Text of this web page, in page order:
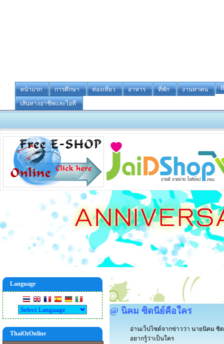
หน้าแรก การศึกษา ท่องเที่ยว อาหาร ที่พัก งานหาคน
เส้นทางอาชีพและไอที
Language
ThaiOzOnline
@ นิคม ซิดนีย์คือใคร
อ่านเว็ปไซด์จากข่าวว่า นายนิคม ซิ
อยากรู้ว่าเป็นใคร